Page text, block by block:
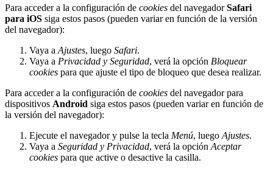
Para acceder a la configuración de cookies del navegadorSafari
para iOS siga estos pasos (pueden variar en función de la versión
del navegador):
Vaya a Ajustes, luego Safari.
Vaya a Privacidad y Seguridad, verá la opción Bloquear
cookies para que ajuste el tipo de bloqueo que desea realizar.
Para acceder a la configuración de cookies del navegador para
dispositivos Android siga estos pasos (pueden variar en función de
la versión del navegador):
Ejecute el navegador y pulse la tecla Menú, luego Ajustes.
Vaya a Seguridad y Privacidad, verá la opción Aceptar
cookies para que active o desactive la casilla.